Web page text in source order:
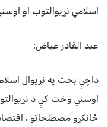
اسلامي نړیوالتوب او
عبد القادر عياض:
داچې بحث په نړیوال
اوسني وخت کې د
ځانګړو مصطلحاتو ،